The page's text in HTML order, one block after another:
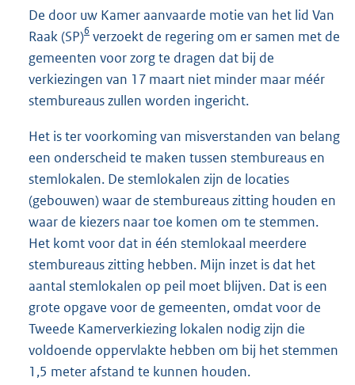
De door uw Kamer aanvaarde motie van het lid Van
Raak (SP)6 verzoekt de regering om er samen met de
gemeenten voor zorg te dragen dat bij de
verkiezingen van 17 maart niet minder maar méér
stembureaus zullen worden ingericht.
Het is ter voorkoming van misverstanden van belang
een onderscheid te maken tussen stembureaus en
stemlokalen. De stemlokalen zijn de locaties
(gebouwen) waar de stembureaus zitting houden en
waar de kiezers naar toe komen om te stemmen.
Het komt voor dat in één stemlokaal meerdere
stembureaus zitting hebben. Mijn inzet is dat het
aantal stemlokalen op peil moet blijven. Dat is een
grote opgave voor de gemeenten, omdat voor de
Tweede Kamerverkiezing lokalen nodig zijn die
voldoende oppervlakte hebben om bij het stemmen
1,5 meter afstand te kunnen houden.